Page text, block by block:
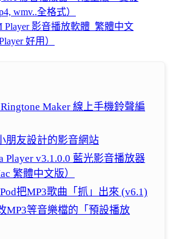
wmv..全格式）
Player 影音播放軟體 繁體中文
好用）
Maker 線上手機鈴聲編
朋友設計的影音網站
Player v3.1.0.0 藍光影音播放器
繁體中文版）
把MP3歌曲「抓」出來 (v6.1)
MP3等音樂檔的「預設播放